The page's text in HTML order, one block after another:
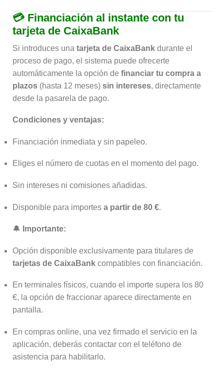
💳 Financiación al instante con tu
tarjeta de CaixaBank
Si introduces una tarjeta de CaixaBank durante el
proceso de pago, el sistema puede ofrecerte
automáticamente la opción de financiar tu compra a
plazos (hasta 12 meses) sin intereses, directamente
desde la pasarela de pago.
Condiciones y ventajas:
Financiación inmediata y sin papeleo.
Eliges el número de cuotas en el momento del pago.
Sin intereses ni comisiones añadidas.
Disponible para importes a partir de 80 €.
🔔 Importante:
Opción disponible exclusivamente para titulares de
tarjetas de CaixaBank compatibles con financiación.
En terminales físicos, cuando el importe supera los 80
€, la opción de fraccionar aparece directamente en
pantalla.
En compras online, una vez firmado el servicio en la
aplicación, deberás contactar con el teléfono de
asistencia para habilitarlo.